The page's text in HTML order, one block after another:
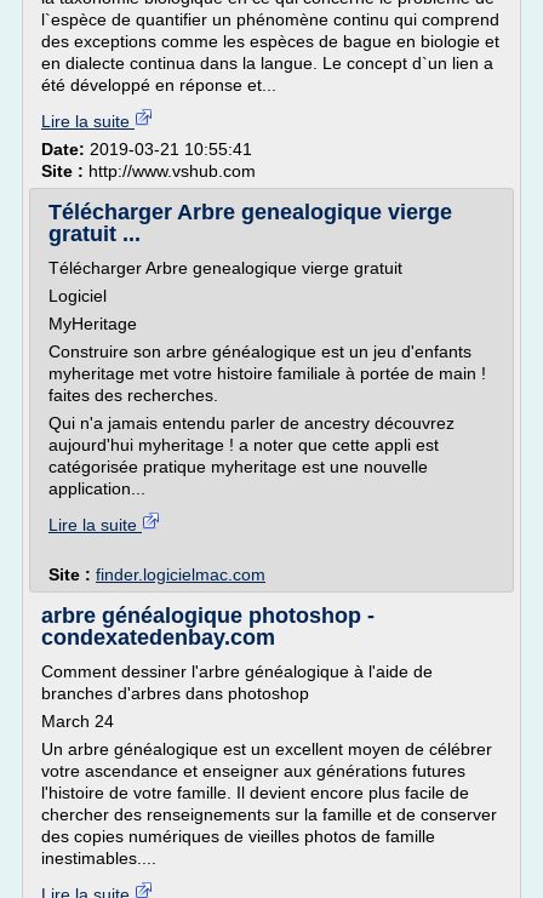
l`espèce de quantifier un phénomène continu qui comprend
des exceptions comme les espèces de bague en biologie et
en dialecte continua dans la langue. Le concept d`un lien a
été développé en réponse et...
Lire la suite
Date: 2019-03-21 10:55:41
Site : http://www.vshub.com
Télécharger Arbre genealogique vierge
gratuit ...
Télécharger Arbre genealogique vierge gratuit
Logiciel
MyHeritage
Construire son arbre généalogique est un jeu d'enfants
myheritage met votre histoire familiale à portée de main !
faites des recherches.
Qui n'a jamais entendu parler de ancestry découvrez
aujourd'hui myheritage ! a noter que cette appli est
catégorisée pratique myheritage est une nouvelle
application...
Lire la suite
Site : finder.logicielmac.com
arbre généalogique photoshop -
condexatedenbay.com
Comment dessiner l'arbre généalogique à l'aide de
branches d'arbres dans photoshop
March 24
Un arbre généalogique est un excellent moyen de célébrer
votre ascendance et enseigner aux générations futures
l'histoire de votre famille. Il devient encore plus facile de
chercher des renseignements sur la famille et de conserver
des copies numériques de vieilles photos de famille
inestimables....